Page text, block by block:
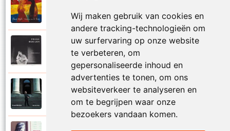
Wij maken gebruik van cookies en
andere tracking-technologieën om
uw surfervaring op onze website
te verbeteren, om
gepersonaliseerde inhoud en
advertenties te tonen, om ons
websiteverkeer te analyseren en
om te begrijpen waar onze
bezoekers vandaan komen.
Onder ons
Frank Boeijen
Onschuld
Frank Boeijen
Op een dag